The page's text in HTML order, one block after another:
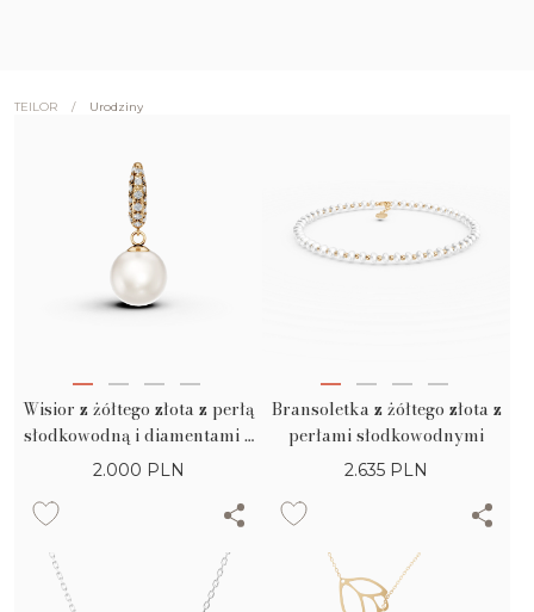
TEILOR / Urodziny
Wisior z żółtego złota z perłą
słodkowodną i diamentami o
masie 0.07ct
2.000 PLN
Bransoletka z żółtego złota z
perłami słodkowodnymi
2.635 PLN